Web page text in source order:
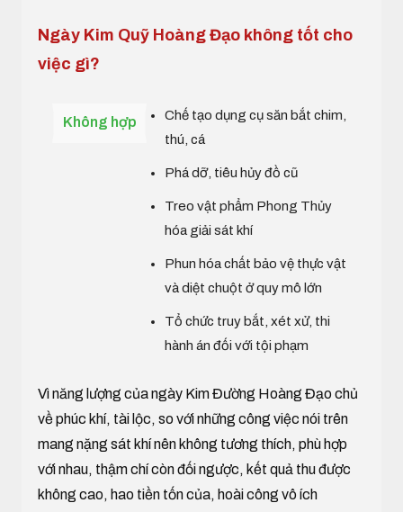
Ngày Kim Quỹ Hoàng Đạo không tốt cho
việc gì?
Không hợp
Chế tạo dụng cụ săn bắt chim,
thú, cá
Phá dỡ, tiêu hủy đồ cũ
Treo vật phẩm Phong Thủy
hóa giải sát khí
Phun hóa chất bảo vệ thực vật
và diệt chuột ở quy mô lớn
Tổ chức truy bắt, xét xử, thi
hành án đối với tội phạm
Vì năng lượng của ngày Kim Đường Hoàng Đạo chủ
về phúc khí, tài lộc, so với những công việc nói trên
mang nặng sát khí nên không tương thích, phù hợp
với nhau, thậm chí còn đối ngược, kết quả thu được
không cao, hao tiền tốn của, hoài công vô ích